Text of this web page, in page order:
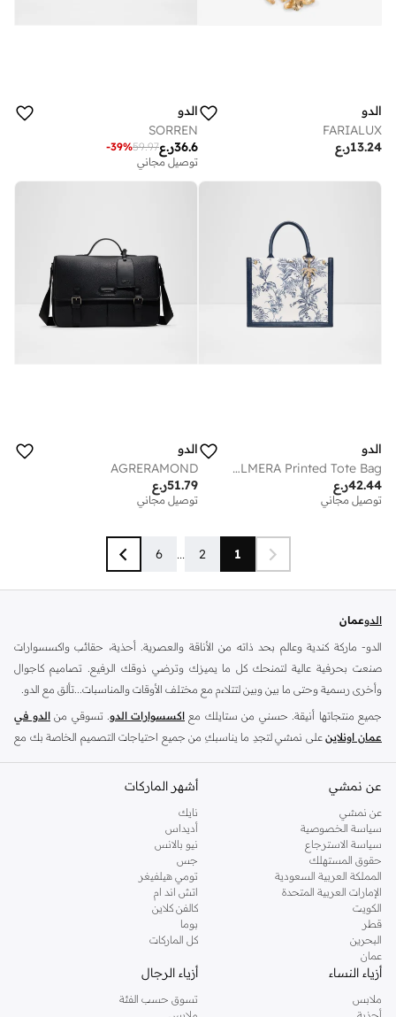
الدو
FARIALUX
ر.ع13.24
الدو
SORREN
ر.ع36.6
59.97
-39%
توصيل مجاني
الدو
PALMERA Printed Tote Bag
ر.ع42.44
توصيل مجاني
الدو
AGRERAMOND
ر.ع51.79
توصيل مجاني
1
2
...
6
الدوعمان
الدو- ماركة كندية وعالم بحد ذاته من الأناقة والعصرية. أحذية، حقائب واكسسوارات
صنعت بحرفية عالية لتمنحك كل ما يميزك وترضي ذوقك الرفيع. تصاميم كاجوال
وأخرى رسمية وحتى ما بين وبين لتتلاءم مع مختلف الأوقات والمناسبات...تألق مع الدو.
جميع منتجاتها أنيقة. حسني من ستايلك مع اكسسوارات الدو. تسوقي من الدو في
عمان اونلاين على نمشي لتجدِ ما يناسبكِ من جميع احتياجات التصميم الخاصة بك مع
شنط الدو
-
تعد متاجر الدو الكندية للتجزئة الوجهة العالمية للأحذية والإكسسوارات العصرية ،تشتهر
بنهجها في التفكير المستقبلي للصنادل العادية ، والكعب العالي الرسمي وشكلها مع
المجوهرات
. سواء كنت تبحث عن تحديث خزانة ملابسك ، ابحث عن الأحذية العادية
المثالية لاناقة عطلة نهاية الأسبوع أو فترة ما بعد الدوام و ارتدي زوج من الكعوب الأنيقة
التي تتطابق مع مناسبة مسائية ، نقدم لك ما تحتاجه .
ان تشكيلة الأحذية النسائية من هذه العلامة التجارية الشهيرة تشمل مجموعة مختارة من
الأحذية لكل موضة اما خلال النهار ، يمكنك ارتداءا شيء مريح ، مثل زوج من
الانيقة أو أحذية الكعب التي تتماشي تماما مع حقائب اليد
شباشب بسيطة وأحذية عالية . اما ب الليل ، أضف الحجم والطول مع الكعب الأنيق. اما
عن نمشي
عن نمشي
سياسة الخصوصية
سياسة الاسترجاع
حقوق المستهلك
المملكة العربية السعودية
الإمارات العربية المتحدة
الكويت
قطر
البحرين
عمان
أشهر الماركات
نايك
أديداس
نيو بالانس
جس
تومي هيلفيغر
اتش اند ام
كالفن كلاين
بوما
كل الماركات
أزياء النساء
ملابس
أزياء الرجال
تسوق حسب الفئة